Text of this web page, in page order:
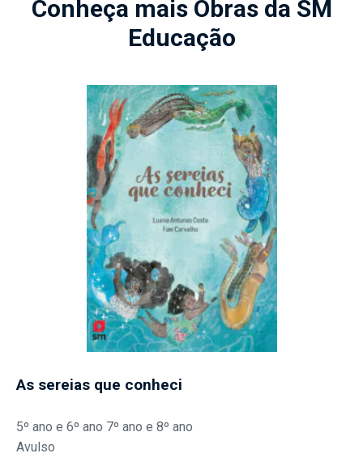
Conheça mais Obras da SM
Educação
As sereias que conheci
5º ano e 6º ano 7º ano e 8º ano
Avulso